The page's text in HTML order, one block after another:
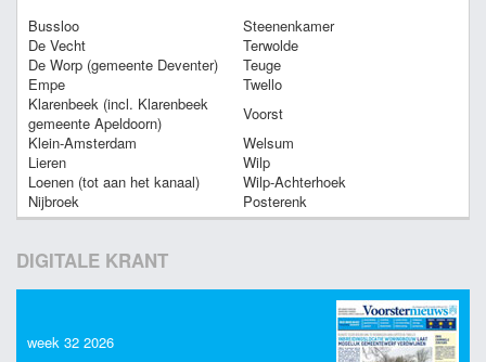
Bussloo
Steenenkamer
De Vecht
Terwolde
De Worp (gemeente Deventer)
Teuge
Empe
Twello
Klarenbeek (incl. Klarenbeek
gemeente Apeldoorn)
Voorst
Klein-Amsterdam
Welsum
Lieren
Wilp
Loenen (tot aan het kanaal)
Wilp-Achterhoek
Nijbroek
Posterenk
DIGITALE KRANT
week 32 2026